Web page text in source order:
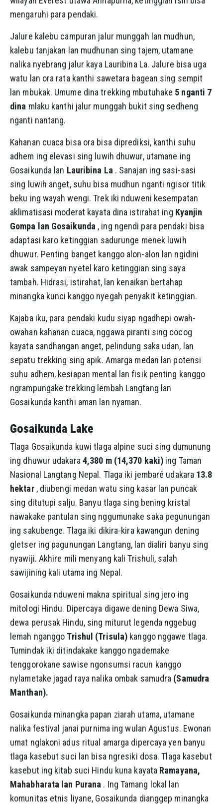
mengaruhi para pendaki.
Jalure kalebu campuran jalur munggah lan mudhun,
kalebu tanjakan lan mudhunan sing tajem, utamane
nalika nyebrang jalur kaya Lauribina La. Jalure bisa uga
watu lan ora rata kanthi sawetara bagean sing sempit
lan mbukak. Umume dina trekking mbutuhake 5 nganti 7
dina mlaku kanthi jalur munggah bukit sing sedheng
nganti nantang.
Kahanan cuaca bisa ora bisa diprediksi, kanthi suhu
adhem ing elevasi sing luwih dhuwur, utamane ing
Gosaikunda lan Lauribina La. Sanajan ing sasi-sasi
sing luwih anget, suhu bisa mudhun nganti ngisor titik
beku ing wayah wengi. Trek iki nduweni kesempatan
aklimatisasi moderat kayata dina istirahat ing Kyanjin
Gompa lan Gosaikunda , ing ngendi para pendaki bisa
adaptasi karo ketinggian sadurunge menek luwih
dhuwur. Penting banget kanggo alon-alon lan ngidini
awak sampeyan nyetel karo ketinggian sing saya
tambah. Hidrasi, istirahat, lan kenaikan bertahap
minangka kunci kanggo nyegah penyakit ketinggian.
Kajaba iku, para pendaki kudu siyap ngadhepi owah-
owahan kahanan cuaca, nggawa piranti sing cocog
kayata sandhangan anget, pelindung saka udan, lan
sepatu trekking sing apik. Amarga medan lan potensi
suhu adhem, kesiapan mental lan fisik penting kanggo
ngrampungake trekking lembah Langtang lan
Gosaikunda kanthi aman lan nyaman.
Gosaikunda Lake
Tlaga Gosaikunda kuwi tlaga alpine suci sing dumunung
ing dhuwur udakara4,380 m (14,370 kaki) ing Taman
Nasional Langtang Nepal. Tlaga iki jembaré udakara 13.8
hektar, diubengi medan watu sing kasar lan puncak
sing ditutupi salju. Banyu tlaga sing bening kristal
nawakake pantulan sing nggumunake saka pegunungan
ing sakubenge. Tlaga iki dikira-kira kawangun dening
gletser ing pagunungan Langtang, lan dialiri banyu sing
nyawiji. Akhire mili menyang kali Trishuli, salah
sawijining kali utama ing Nepal.
Gosaikunda nduweni makna spiritual sing jero ing
mitologi Hindu. Dipercaya digawe dening Dewa Siwa,
dewa perusak Hindu, sing miturut legenda nggebug
lemah nganggo Trishul (Trisula) kanggo nggawe tlaga.
Tumindak iki ditindakake kanggo ngademake
tenggorokane sawise ngonsumsi racun kanggo
nylametake jagad raya nalika ombak samudra (Samudra
Manthan).
Gosaikunda minangka papan ziarah utama, utamane
nalika festival janai purnima ing wulan Agustus. Ewonan
umat nglakoni adus ritual amarga dipercaya yen banyu
tlaga kasebut suci lan bisa ngresiki dosa. Tlaga kasebut
kasebut ing kitab suci Hindu kuna kayata Ramayana,
Mahabharata lan Purana . Ing Tamang lokal lan
komunitas etnis liyane, Gosaikunda dianggep minangka